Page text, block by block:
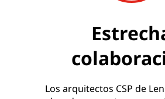
Los arquitectos CSP de